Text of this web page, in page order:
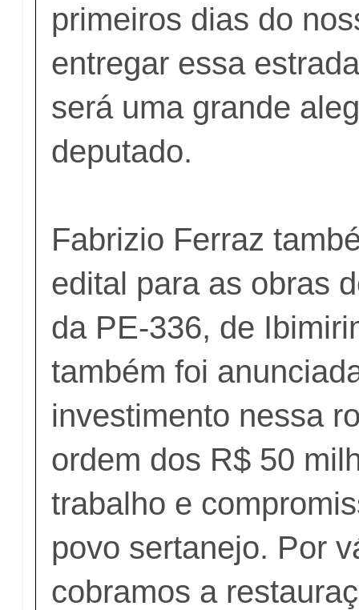
primeiros dias do
entregar essa
será uma grande
deputado.
Fabrizio Ferraz
edital para as obras
da PE-336, de
também foi
investimento nessa
ordem dos R$ 50
trabalho e
povo sertanejo. Por
cobramos a